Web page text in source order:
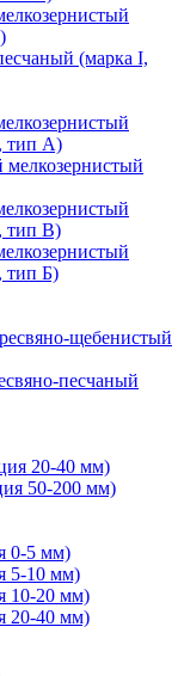
(марка I,
тип А)
тип В)
тип Б)
щебенистый
песчаный
20-40 мм)
50-200 мм)
0-5 мм)
5-10 мм)
10-20 мм)
20-40 мм)